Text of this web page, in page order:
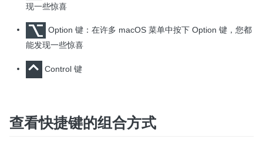
现一些惊喜
Option 键：在许多 macOS 菜单中按下 Option 键，您都
能发现一些惊喜
Control 键
查看快捷键的组合方式